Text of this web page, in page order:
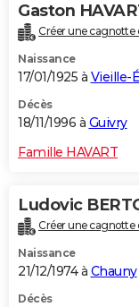
Gaston
Créer une cagnotte
Naissance
17/01/1925 à Vieille-
Décès
18/11/1996 à Guivry
Famille HAVART
Ludovic
Créer une cagnotte
Naissance
21/12/1974 à Chauny
Décès